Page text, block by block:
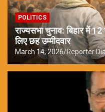
POLITICS
राज्यसभा चुनाव: बिहार में
लिए छह उम्मीदवार
March 14, 2026 Reporter